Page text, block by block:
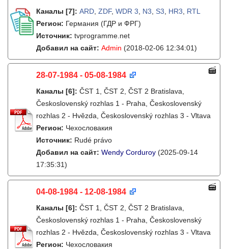
Каналы [7]: ARD ZDF, WDR 3 N3 S3 HR3
RTL
Регион: Германия (ГДР и ФРГ)
Источник: tvprogramme.net
Добавил на сайт: Admin (2018-02-06 12:34:01)
28-07-1984 - 05-08-1984
Каналы [6]: ČST 1, ČST 2, ČST 2 Bratislava,
Československý rozhlas 1 - Praha, Československý
rozhlas 2 - Hvězda, Československý rozhlas 3 - Vltava
Регион: Чехословакия
Источник: Rudé právo
Добавил на сайт: Wendy Corduroy (2025-09-14
17:35:31)
04-08-1984 - 12-08-1984
Каналы [6]: ČST 1, ČST 2, ČST 2 Bratislava,
Československý rozhlas 1 - Praha, Československý
rozhlas 2 - Hvězda, Československý rozhlas 3 - Vltava
Регион: Чехословакия